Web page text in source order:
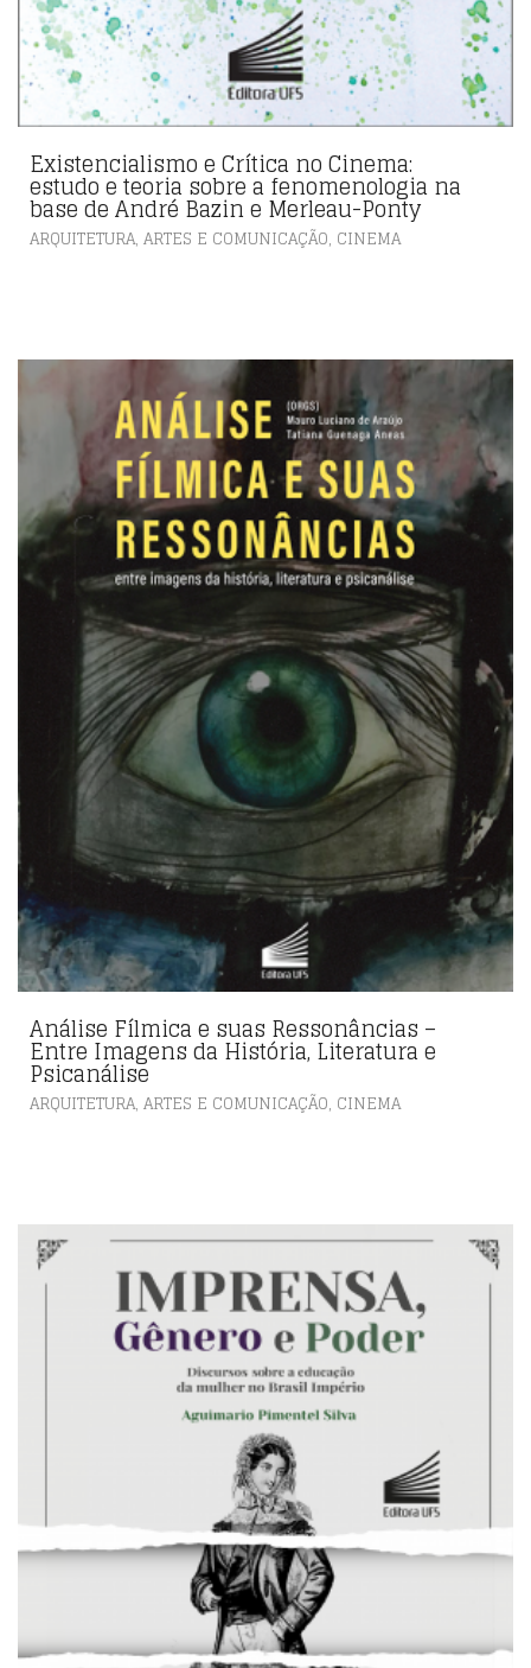
Existencialismo e Crítica no Cinema:
estudo e teoria sobre a fenomenologia na
base de André Bazin e Merleau-Ponty
ARQUITETURA, ARTES E COMUNICAÇÃO, CINEMA
Análise Fílmica e suas Ressonâncias –
Entre Imagens da História, Literatura e
Psicanálise
ARQUITETURA, ARTES E COMUNICAÇÃO, CINEMA